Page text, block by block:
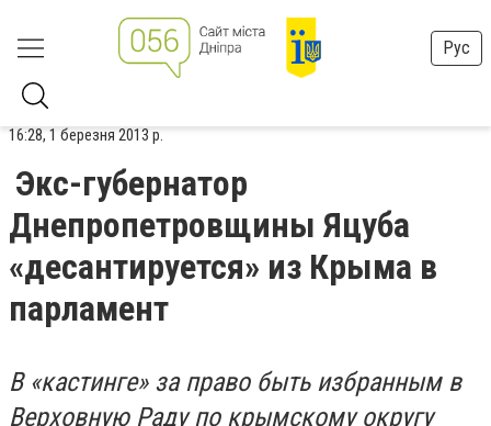
Рус
16:28, 1 березня 2013 р.
Экс-губернатор
Днепропетровщины Яцуба
«десантируется» из Крыма в
парламент
В «кастинге» за право быть избранным в
Верховную Раду по крымскому округу